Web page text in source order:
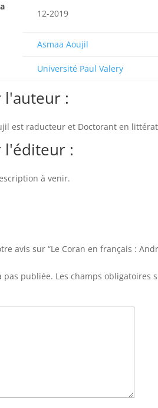
12-2019
Asmaa Aoujil
Université Paul Valery
:
est raducteur et Doctorant en
l'éditeur :
à venir.
avis sur “Le Coran en français :
pas publiée. Les champs obligatoires